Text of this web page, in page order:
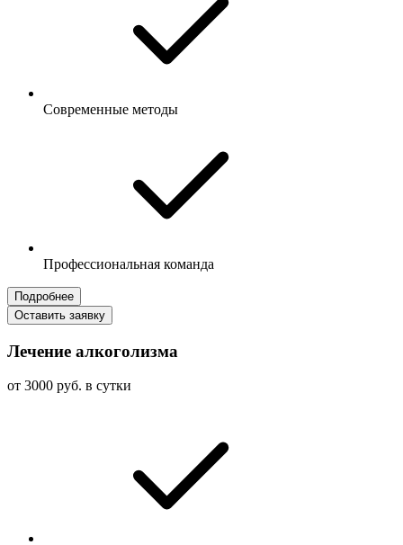
Современные методы
Профессиональная команда
Подробнее
Оставить заявку
Лечение алкоголизма
от 3000 руб. в сутки